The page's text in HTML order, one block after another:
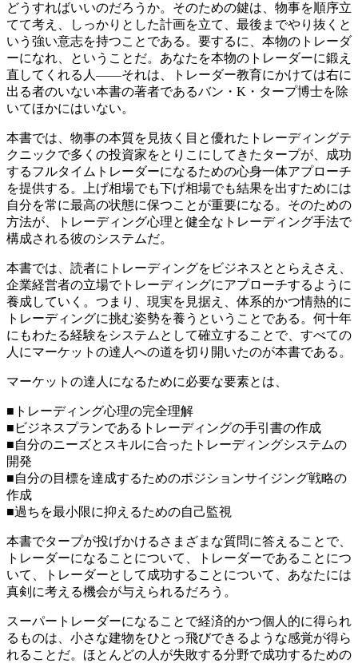
どうすればいいのだろうか。そのための鍵は、物事を順序立
てて考え、しっかりとした計画を立て、最後までやり抜くと
いう強い意志を持つことである。要するに、本物のトレーダ
ーになれ、ということだ。あなたを本物のトレーダーに鍛え
直してくれる人――それは、トレーダー教育にかけては右に
出る者のいない本書の著者であるバン・K・タープ博士を除
いてほかにはいない。
本書では、物事の本質を見抜く目と優れたトレーディングテ
クニックで多くの投資家をとりこにしてきたタープが、成功
するフルタイムトレーダーになるための心身一体アプローチ
を提供する。上げ相場でも下げ相場でも結果を出すためには
自分を常に最高の状態に保つことが重要になる。そのための
方法が、トレーディング心理と健全なトレーディング手法で
構成される彼のシステムだ。
本書では、読者にトレーディングをビジネスととらえさえ、
企業経営者の立場でトレーディングにアプローチするように
養成していく。つまり、現実を見据え、体系的かつ情熱的に
トレーディングに挑む姿勢を養うということである。何十年
にもわたる経験をシステムとして確立することで、すべての
人にマーケットの達人への道を切り開いたのが本書である。
マーケットの達人になるために必要な要素とは、
■トレーディング心理の完全理解
■ビジネスプランであるトレーディングの手引書の作成
■自分のニーズとスキルに合ったトレーディングシステムの
開発
■自分の目標を達成するためのポジションサイジング戦略の
作成
■過ちを最小限に抑えるための自己監視
本書でタープが投げかけるさまざまな質問に答えることで、
トレーダーになることについて、トレーダーであることにつ
いて、トレーダーとして成功することについて、あなたには
真剣に考える機会が与えられるだろう。
スーパートレーダーになることで経済的かつ個人的に得られ
るものは、小さな建物をひとっ飛びできるような感覚が得ら
れることだ。ほとんどの人が失敗する分野で成功するための